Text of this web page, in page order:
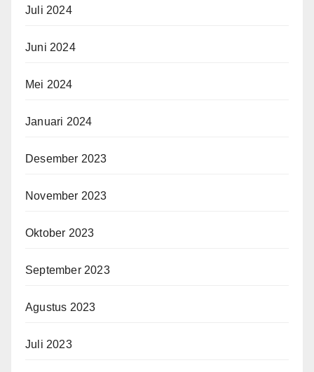
Juli 2024
Juni 2024
Mei 2024
Januari 2024
Desember 2023
November 2023
Oktober 2023
September 2023
Agustus 2023
Juli 2023